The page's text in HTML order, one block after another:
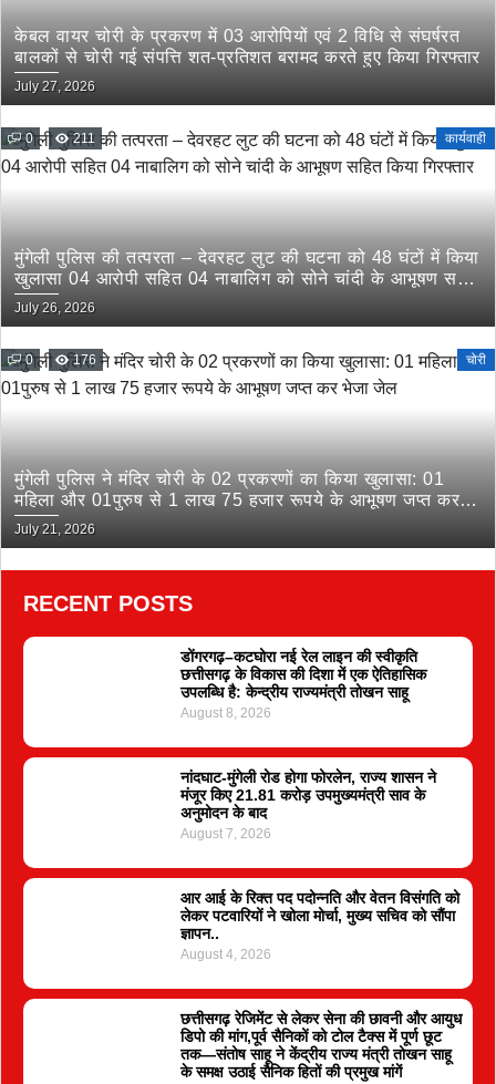
केबल वायर चोरी के प्रकरण में 03 आरोपियों एवं 2 विधि से संघर्षरत
बालकों से चोरी गई संपत्ति शत-प्रतिशत बरामद करते हुए किया गिरफ्तार
July 27, 2026
0 211 कार्यवाही
मुंगेली पुलिस की तत्परता – देवरहट लुट की घटना को 48 घंटों में किया
खुलासा 04 आरोपी सहित 04 नाबालिग को सोने चांदी के आभूषण सहित
किया गिरफ्तार
July 26, 2026
0 176 चोरी
मुंगेली पुलिस ने मंदिर चोरी के 02 प्रकरणों का किया खुलासा: 01
महिला और 01पुरुष से 1 लाख 75 हजार रूपये के आभूषण जप्त कर
भेजा जेल
July 21, 2026
RECENT POSTS
डोंगरगढ़–कटघोरा नई रेल लाइन की स्वीकृति
छत्तीसगढ़ के विकास की दिशा में एक ऐतिहासिक
उपलब्धि है: केन्द्रीय राज्यमंत्री तोखन साहू
August 8, 2026
नांदघाट-मुंगेली रोड होगा फोरलेन, राज्य शासन ने
मंजूर किए 21.81 करोड़ उपमुख्यमंत्री साव के
अनुमोदन के बाद
August 7, 2026
आर आई के रिक्त पद पदोन्नति और वेतन विसंगति को
लेकर पटवारियों ने खोला मोर्चा, मुख्य सचिव को सौंपा
ज्ञापन..
August 4, 2026
छत्तीसगढ़ रेजिमेंट से लेकर सेना की छावनी और आयुध
डिपो की मांग,पूर्व सैनिकों को टोल टैक्स में पूर्ण छूट
तक—संतोष साहू ने केंद्रीय राज्य मंत्री तोखन साहू
के समक्ष उठाई सैनिक हितों की प्रमुख मांगें